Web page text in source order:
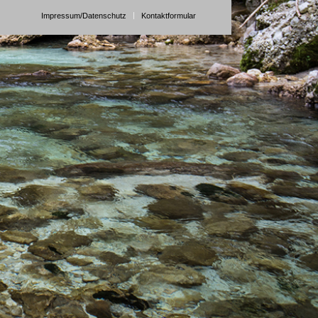
Impressum/Datenschutz Kontaktformular